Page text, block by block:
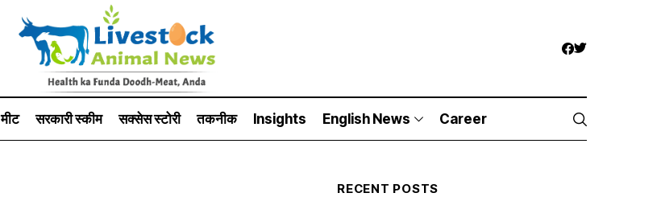
मीट सरकारी स्की‍म सक्सेस स्टो‍री तकनीक Insights English News Career
RECENT POSTS